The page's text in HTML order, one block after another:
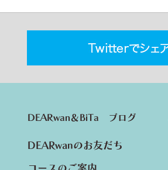
DEARwan＆BiTa ブログ
DEARwanのお友だち